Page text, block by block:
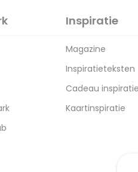
Inspiratie
Magazine
Inspiratieteksten
Cadeau inspiratie
Kaartinspiratie